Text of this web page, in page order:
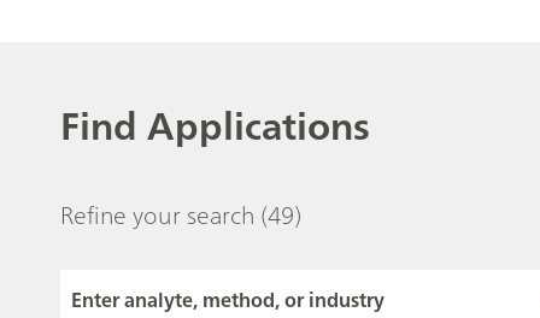
Find Applications
Refine your search (49)